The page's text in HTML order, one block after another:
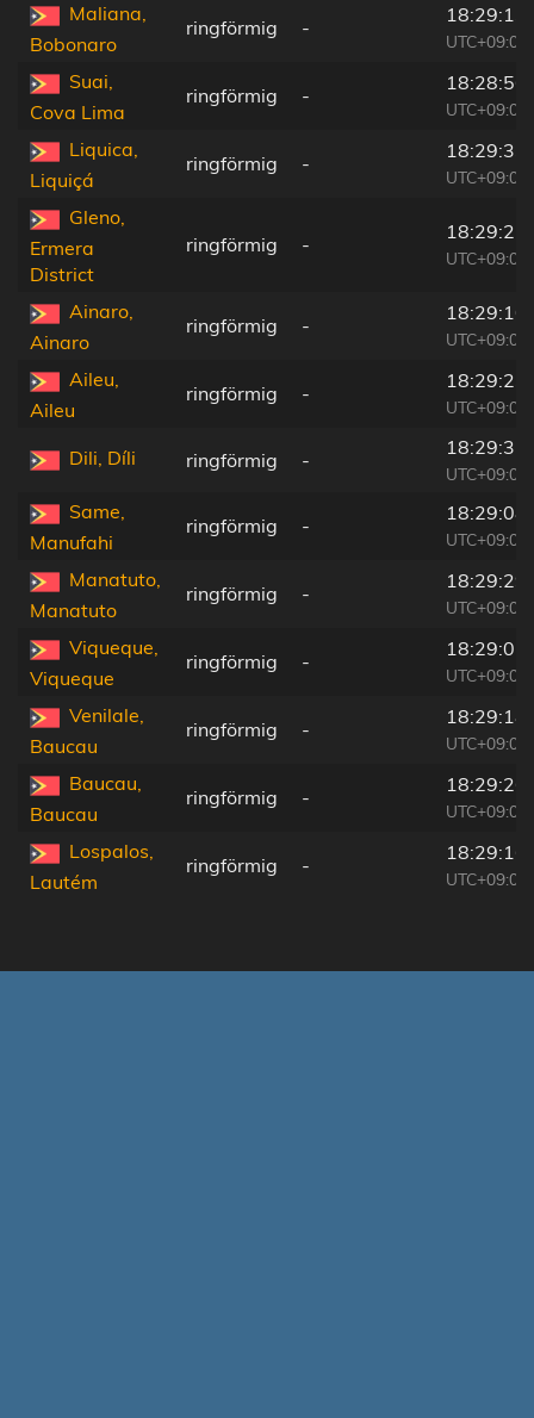
Maliana,
Bobonaro
ringförmig -
18:29:13
UTC+09:00
Suai,
Cova Lima
ringförmig -
18:28:56
UTC+09:00
Liquica,
Liquiçá
ringförmig -
18:29:33
UTC+09:00
Gleno,
Ermera
District
ringförmig -
18:29:25
UTC+09:00
Ainaro,
Ainaro
ringförmig -
18:29:10
UTC+09:00
Aileu,
Aileu
ringförmig -
18:29:23
UTC+09:00
Dili, Díli ringförmig -
18:29:32
UTC+09:00
Same,
Manufahi
ringförmig -
18:29:08
UTC+09:00
Manatuto,
Manatuto
ringförmig -
18:29:29
UTC+09:00
Viqueque,
Viqueque
ringförmig -
18:29:07
UTC+09:00
Venilale,
Baucau
ringförmig -
18:29:18
UTC+09:00
Baucau,
Baucau
ringförmig -
18:29:26
UTC+09:00
Lospalos,
Lautém
ringförmig -
18:29:16
UTC+09:00